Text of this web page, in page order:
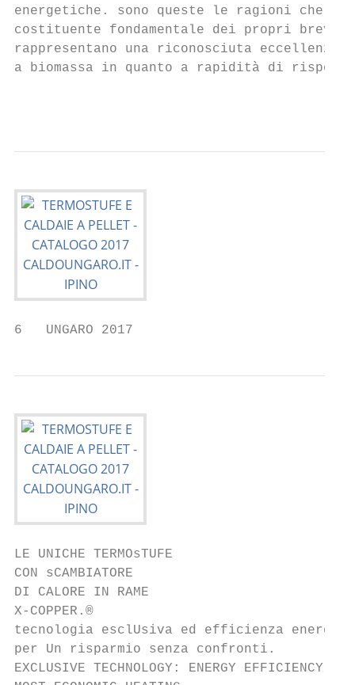
energetiche. sono queste le ragioni che
costituente fondamentale dei propri
rappresentano una riconosciuta
a biomassa in quanto a rapidità di
6   UNGARO 2017
LE UNICHE TERMOsTUFE
CON sCAMBIATORE
DI CALORE IN RAME
X-COPPER.®
tecnologia esclUsiva ed efficienza
per Un risparmio senza confronti.
EXCLUSIVE TECHNOLOGY: ENERGY EFFICIENCY